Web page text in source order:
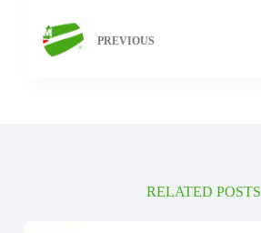
PREVIOUS
RELATED POSTS